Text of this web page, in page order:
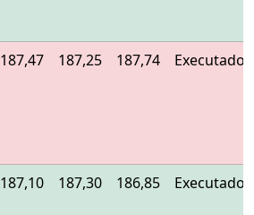
187,47 187,25 187,74 Executado
187,10 187,30 186,85 Executado